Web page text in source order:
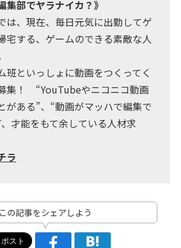
集部でヤラナイカ？》
は、現在、毎日元気に出勤してゲ
宅する、ゲームのできる素敵な人
班といっしょに動画をつくってく
集！ “YouTubeやニコニコ動画
がある”、“動画がマッハで編集で
才能をもて余している人材求
ラ
この記事をシェアしよう